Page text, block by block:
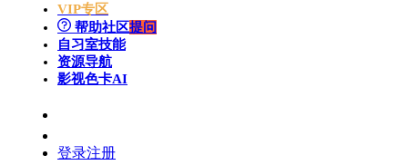
VIP专区
帮助社区提问
自习室技能
资源导航
影视色卡AI
登录注册